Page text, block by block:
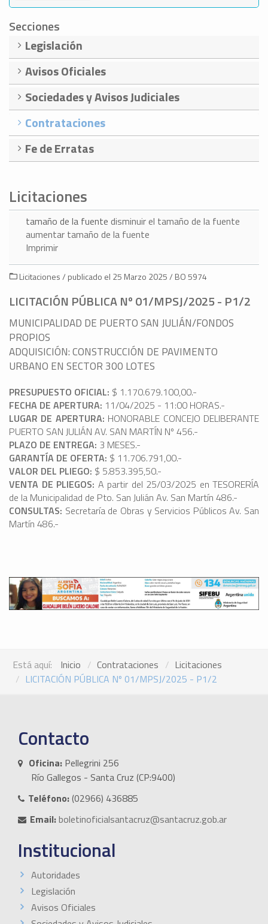
Secciones
Legislación
Avisos Oficiales
Sociedades y Avisos Judiciales
Contrataciones
Fe de Erratas
Licitaciones
tamaño de la fuente disminuir el tamaño de la fuente
aumentar tamaño de la fuente
Imprimir
Licitaciones / publicado el 25 Marzo 2025 / BO 5974
LICITACIÓN PÚBLICA Nº 01/MPSJ/2025 - P1/2
MUNICIPALIDAD DE PUERTO SAN JULIÁN/FONDOS
PROPIOS
ADQUISICIÓN: CONSTRUCCIÓN DE PAVIMENTO
URBANO EN SECTOR 300 LOTES
PRESUPUESTO OFICIAL: $ 1.170.679.100,00.-
FECHA DE APERTURA: 11/04/2025 - 11:00 HORAS.-
LUGAR DE APERTURA: HONORABLE CONCEJO DELIBERANTE
PUERTO SAN JULIÁN AV. SAN MARTÍN Nº 456.-
PLAZO DE ENTREGA: 3 MESES.-
GARANTÍA DE OFERTA: $ 11.706.791,00.-
VALOR DEL PLIEGO: $ 5.853.395,50.-
VENTA DE PLIEGOS: A partir del 25/03/2025 en TESORERÍA
de la Municipalidad de Pto. San Julián Av. San Martín 486.-
CONSULTAS: Secretaría de Obras y Servicios Públicos Av. San
Martín 486.-
Está aquí: Inicio Contrataciones
Licitaciones
LICITACIÓN PÚBLICA Nº 01/MPSJ/2025 - P1/2
Contacto
Oficina: Pellegrini 256
Río Gallegos - Santa Cruz (CP:9400)
Teléfono:(02966) 436885
Email:boletinoficialsantacruz@santacruz.gob.ar
Institucional
Autoridades
Legislación
Avisos Oficiales